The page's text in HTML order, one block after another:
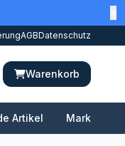
AGBDatenschutz
Warenkorb
Artikel Marken